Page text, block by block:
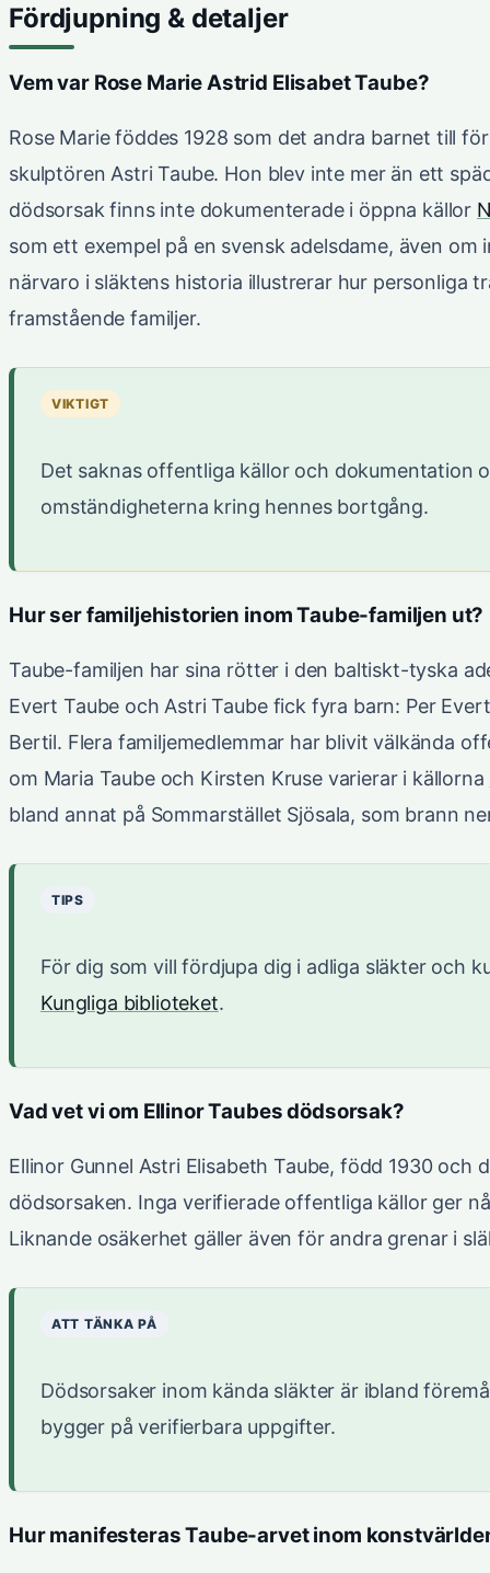
Fördjupning & detaljer
Vem var Rose Marie Astrid Elisabet Taube?
Rose Marie föddes 1928 som det andra barnet till
skulptören Astri Taube. Hon blev inte mer än ett
dödsorsak finns inte dokumenterade i öppna källor
som ett exempel på en svensk adelsdame, även om
närvaro i släktens historia illustrerar hur personliga
framstående familjer.
VIKTIGT
Det saknas offentliga källor och dokumentation
omständigheterna kring hennes bortgång.
Hur ser familjehistorien inom Taube-familjen ut?
Taube-familjen har sina rötter i den baltiskt-tyska
Evert Taube och Astri Taube fick fyra barn: Per
Bertil. Flera familjemedlemmar har blivit välkända
om Maria Taube och Kirsten Kruse varierar i källorna
bland annat på Sommarstället Sjösala, som brann
TIPS
För dig som vill fördjupa dig i adliga släkter och
Kungliga biblioteket.
Vad vet vi om Ellinor Taubes dödsorsak?
Ellinor Gunnel Astri Elisabeth Taube, född 1930 och
dödsorsaken. Inga verifierade offentliga källor ger
Liknande osäkerhet gäller även för andra grenar i
ATT TÄNKA PÅ
Dödsorsaker inom kända släkter är ibland
bygger på verifierbara uppgifter.
Hur manifesteras Taube-arvet inom